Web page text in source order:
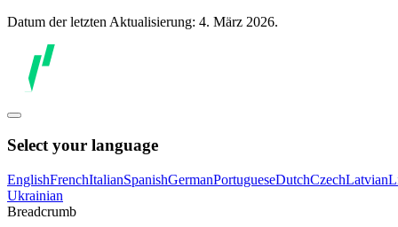
Datum der letzten Aktualisierung: 4. März 2026.
Select your language
EnglishFrenchItalianSpanishGermanPortugueseDutchCzechLatvian
Ukrainian
Breadcrumb